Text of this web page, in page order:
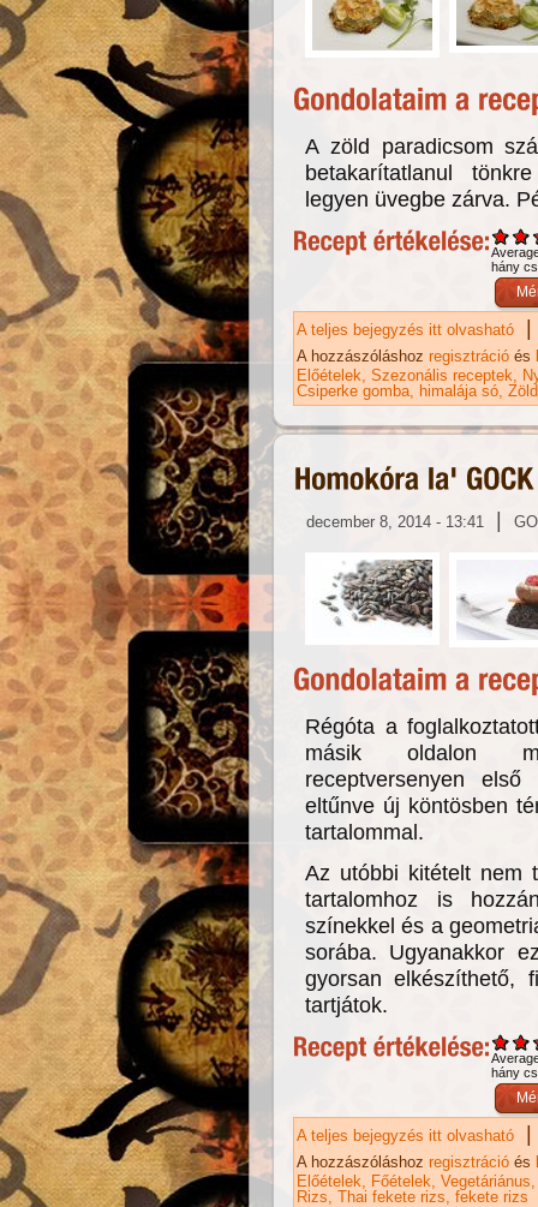
A zöld paradicsom
betakarítatlanul
legyen üvegbe zárva.
hány
A teljes bejegyzés itt olvasható |
A hozzászóláshoz regisztráció és
Előételek Szezonális receptek
Csiperke gomba
himalája só
december 8, 2014 - 13:41 |
Régóta a
másik oldalon
receptversenyen
eltűnve új köntösben
tartalommal.
Az utóbbi kitételt nem
tartalomhoz is
színekkel és a
sorába. Ugyanakkor
gyorsan elkészíthető,
tartjátok.
hány
A teljes bejegyzés itt olvasható |
A hozzászóláshoz regisztráció és
Előételek
Főételek Vegetáriánus
Rizs Thai fekete rizs fekete rizs